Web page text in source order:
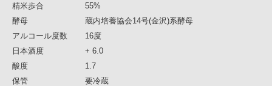
精米歩合
55%
酵母
蔵内培養協会14号(金沢)系酵母
アルコール度数
16度
日本酒度
+ 6.0
酸度
1.7
保管
要冷蔵